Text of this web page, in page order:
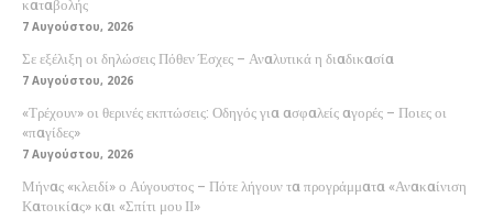
καταβολής
7 Αυγούστου, 2026
Σε εξέλιξη οι δηλώσεις Πόθεν Έσχες – Αναλυτικά η διαδικασία
7 Αυγούστου, 2026
«Τρέχουν» οι θερινές εκπτώσεις: Οδηγός για ασφαλείς αγορές – Ποιες οι
«παγίδες»
7 Αυγούστου, 2026
Μήνας «κλειδί» ο Αύγουστος – Πότε λήγουν τα προγράμματα «Ανακαίνιση
Κατοικίας» και «Σπίτι μου ΙΙ»